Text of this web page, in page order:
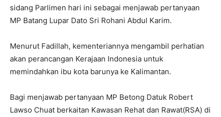
sidang Parlimen hari ini sebagai menjawab pertanyaan
MP Batang Lupar Dato Sri Rohani Abdul Karim.
Menurut Fadillah, kementeriannya mengambil perhatian
akan perancangan Kerajaan Indonesia untuk
memindahkan ibu kota barunya ke Kalimantan.
Bagi menjawab pertanyaan MP Betong Datuk Robert
Lawso Chuat berkaitan Kawasan Rehat dan Rawat(RSA) di